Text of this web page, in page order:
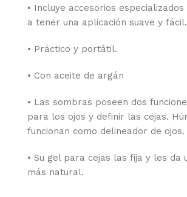
• Incluye accesorios especializados
a tener una aplicación suave y fácil.
• Práctico y portátil.
• Con aceite de argán
• Las sombras poseen dos
para los ojos y definir las cejas.
funcionan como delineador de ojos.
• Su gel para cejas las fija y les da
más natural.